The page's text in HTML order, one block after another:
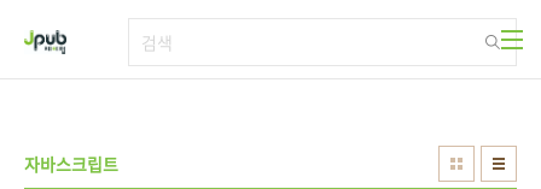
자바스크립트